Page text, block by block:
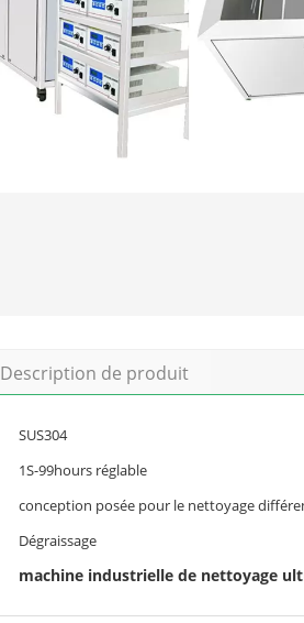
Description de produit
SUS304
1S-99hours réglable
conception posée pour le nettoyage
Dégraissage
machine industrielle de nettoyage